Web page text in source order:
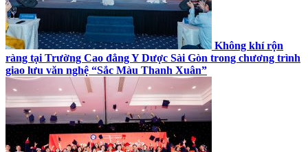
Không khí rộn
ràng tại Trường Cao đẳng Y Dược Sài Gòn trong chương trình
giao lưu văn nghệ “Sắc Màu Thanh Xuân”